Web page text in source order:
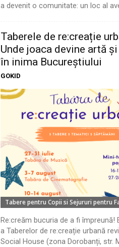
a devenit o comunitate: un loc al
Taberele de re:creație
Unde joaca devine artă
în inima Bucureștiului
GOKID
Tabere pentru Copii si Sejururi pentru
Re:creăm bucuria de a fi împreună!
a Taberelor de re:creație urbană
Social House (zona Dorobanți, str.